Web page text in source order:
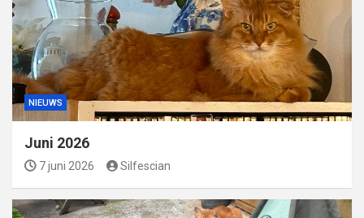
NIEUWS
Juni 2026
7 juni 2026 Silfescian